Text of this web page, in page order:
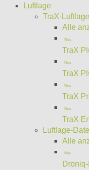
Luftlage
TraX-
Alle
Neu
TraX
Neu
TraX
Neu
TraX
Neu
TraX
Luftlage-
Alle
Neu